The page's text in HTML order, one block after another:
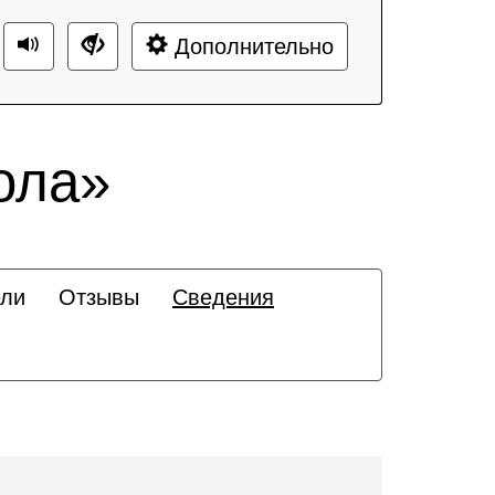
Дополнительно
Отзывы Сведения